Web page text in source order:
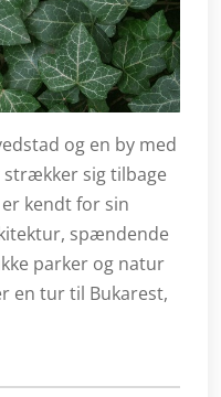
og en by med
sig tilbage
kendt for sin
spændende
parker og natur
en tur til Bukarest,